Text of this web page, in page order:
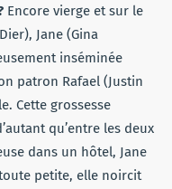
Encore vierge et sur le
Jane (Gina
inséminée
patron Rafael (Justin
Cette grossesse
qu’entre les deux
dans un hôtel, Jane
petite, elle noircit